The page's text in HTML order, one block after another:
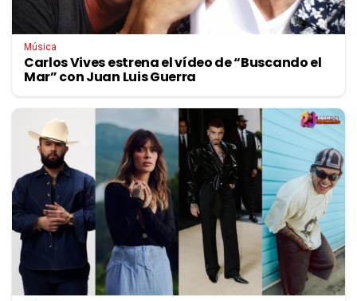
Música
Carlos Vives estrena el vídeo de “Buscando el
Mar” con Juan Luis Guerra